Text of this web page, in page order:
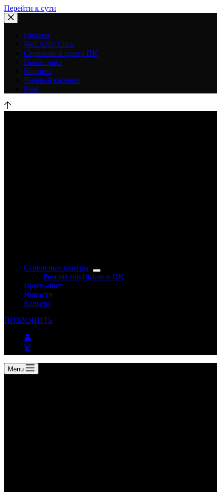
Перейти к сути
Главная
WeLANS Click
Сервисный центр ПК
Прайс-лист
Корзина
Личный кабинет
Блог
Сервисные центры
Ремонт ноутбуков и ПК
Прайс-лист
Новости
Карьера
ПОЗВОНИТЬ
👤
🗑
Menu